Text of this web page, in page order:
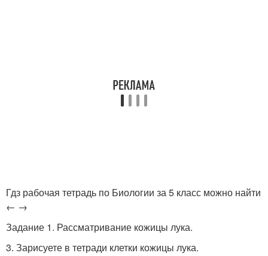
Гдз рабочая тетрадь по Биологии за 5 класс можно найти
← →
Задание 1. Рассматривание кожицы лука.
3. Зарисуете в тетради клетки кожицы лука.